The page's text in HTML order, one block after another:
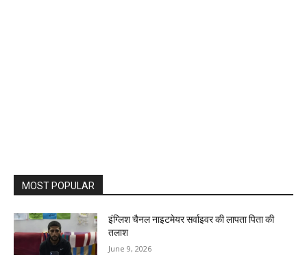
MOST POPULAR
इंग्लिश चैनल नाइटमेयर सर्वाइवर की लापता पिता की
तलाश
June 9, 2026